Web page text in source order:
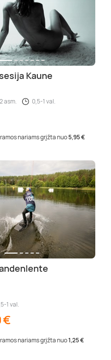
Kaune
asm. 0,5-1 val.
nariams grįžta nuo5,95 €
1 val.
€
nariams grįžta nuo1,25 €